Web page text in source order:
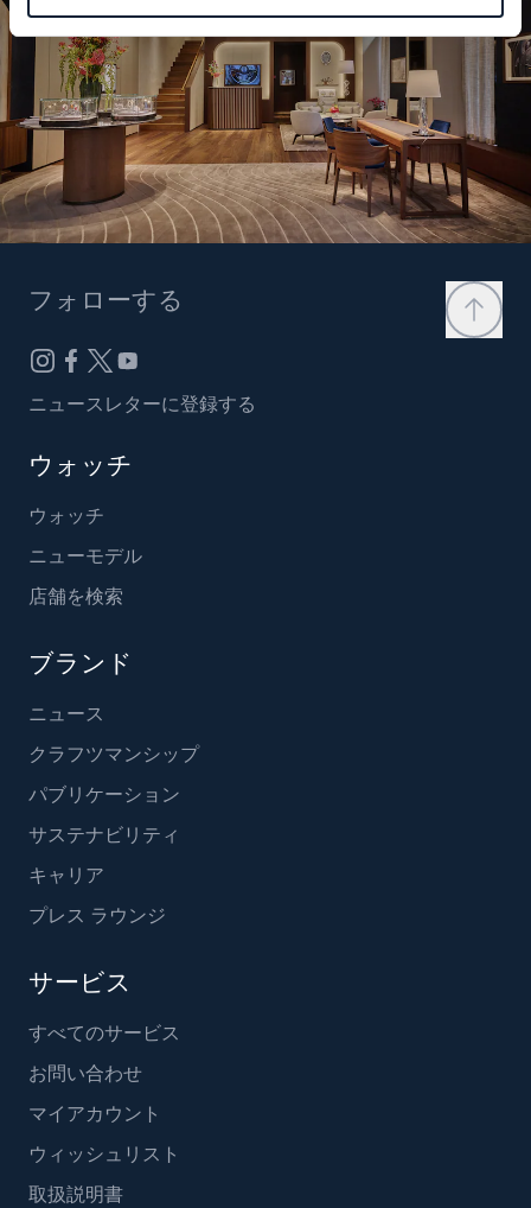
フォローする
ニュースレターに登録する
ウォッチ
ウォッチ
ニューモデル
店舗を検索
ブランド
ニュース
クラフツマンシップ
パブリケーション
サステナビリティ
キャリア
プレス ラウンジ
サービス
すべてのサービス
お問い合わせ
マイアカウント
ウィッシュリスト
取扱説明書